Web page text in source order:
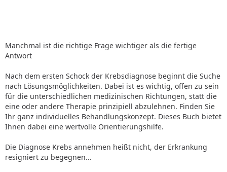
Manchmal ist die richtige Frage wichtiger als die fertige
Antwort
Nach dem ersten Schock der Krebsdiagnose beginnt die Suche
nach Lösungsmöglichkeiten. Dabei ist es wichtig, offen zu sein
für die unterschiedlichen medizinischen Richtungen, statt die
eine oder andere Therapie prinzipiell abzulehnen. Finden Sie
Ihr ganz individuelles Behandlungskonzept. Dieses Buch bietet
Ihnen dabei eine wertvolle Orientierungshilfe.
Die Diagnose Krebs annehmen heißt nicht, der Erkrankung
resigniert zu begegnen...